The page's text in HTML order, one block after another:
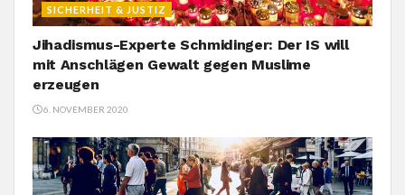
SICHERHEIT & JUSTIZ
Jihadismus-Experte Schmidinger: Der IS will
mit Anschlägen Gewalt gegen Muslime
erzeugen
6. NOVEMBER 2020